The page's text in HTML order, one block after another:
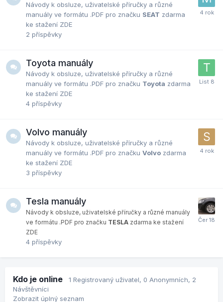
Návody k obsluze, uživatelské příručky a různé
manuály ve formátu .PDF pro značku SEAT zdarma
ke stažení ZDE
2 příspěvky
Toyota manuály
Návody k obsluze, uživatelské příručky a různé
manuály ve formátu .PDF pro značku Toyota zdarma
ke stažení ZDE
4 příspěvky
Volvo manuály
Návody k obsluze, uživatelské příručky a různé
manuály ve formátu .PDF pro značku Volvo zdarma
ke stažení ZDE
3 příspěvky
Tesla manuály
Návody k obsluze, uživatelské příručky a různé manuály
ve formátu .PDF pro značku TESLA zdarma ke stažení
ZDE
4 příspěvky
Kdo je online 1 Registrovaný uživatel, 0 Anonymních, 2
Návštěvníci
Zobrazit úplný seznam